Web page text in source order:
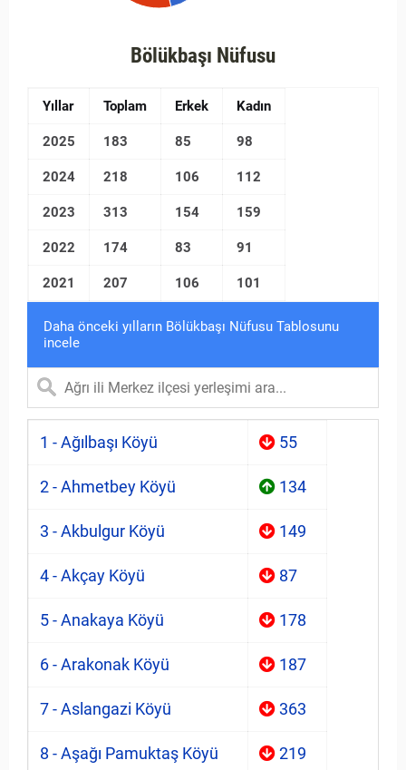
Bölükbaşı Nüfusu
Yıllar Toplam Erkek Kadın
2025 183 85 98
2024 218 106 112
2023 313 154 159
2022 174 83 91
2021 207 106 101
Daha önceki yılların Bölükbaşı Nüfusu Tablosunu
incele
1 - Ağılbaşı Köyü 55
2 - Ahmetbey Köyü 134
3 - Akbulgur Köyü 149
4 - Akçay Köyü 87
5 - Anakaya Köyü 178
6 - Arakonak Köyü 187
7 - Aslangazi Köyü 363
8 - Aşağı Pamuktaş Köyü 219